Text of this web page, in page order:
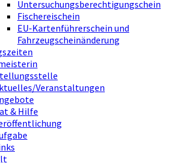
Untersuchungsberechtigungschein
Fischereischein
EU-Kartenführerschein und
Fahrzeugscheinänderung
Veranstaltungen
& Hilfe